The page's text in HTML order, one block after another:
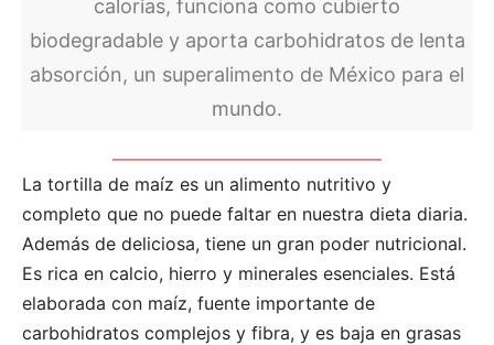
calorías, funciona como cubierto
biodegradable y aporta carbohidratos de lenta
absorción, un superalimento de México para el
mundo.
La tortilla de maíz es un alimento nutritivo y
completo que no puede faltar en nuestra dieta diaria.
Además de deliciosa, tiene un gran poder nutricional.
Es rica en calcio, hierro y minerales esenciales. Está
elaborada con maíz, fuente importante de
carbohidratos complejos y fibra, y es baja en grasas